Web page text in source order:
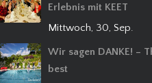
Erlebnis mit KEET
Mittwoch, 30, Sep.
Wir sagen DANKE! –
best